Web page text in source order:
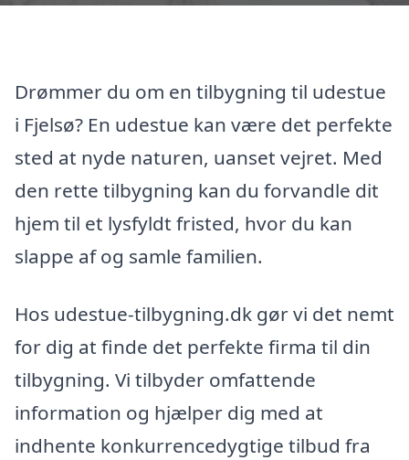
Drømmer du om en tilbygning til udestue
i Fjelsø? En udestue kan være det perfekte
sted at nyde naturen, uanset vejret. Med
den rette tilbygning kan du forvandle dit
hjem til et lysfyldt fristed, hvor du kan
slappe af og samle familien.
Hos udestue-tilbygning.dk gør vi det nemt
for dig at finde det perfekte firma til din
tilbygning. Vi tilbyder omfattende
information og hjælper dig med at
indhente konkurrencedygtige tilbud fra